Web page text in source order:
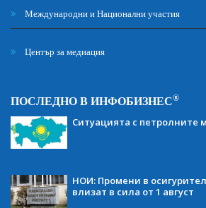
Международни и Национални участия
Център за медиация
ПОСЛЕДНО В ИНФОБИЗНЕС®
Ситуацията с петролните
НОИ: Промени в
влизат в сила от 1 август